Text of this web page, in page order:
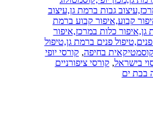
גבות ברמת גן,עיצוב
קבוע,איפור קבוע ברמת
גן,איפור כלות במרכז,איפור
פנים ברמת גן,טיפול
קוסמטיקאית בחיפה, קורסי יופי
בישראל, קורסי ציפורניים
בבת ים